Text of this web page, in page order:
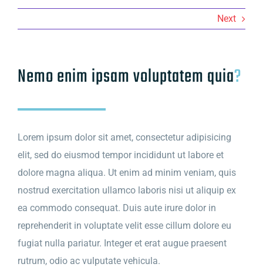
Next
Nemo enim ipsam voluptatem quia?
Lorem ipsum dolor sit amet, consectetur adipisicing
elit, sed do eiusmod tempor incididunt ut labore et
dolore magna aliqua. Ut enim ad minim veniam, quis
nostrud exercitation ullamco laboris nisi ut aliquip ex
ea commodo consequat. Duis aute irure dolor in
reprehenderit in voluptate velit esse cillum dolore eu
fugiat nulla pariatur. Integer et erat augue praesent
rutrum, odio ac vulputate vehicula.